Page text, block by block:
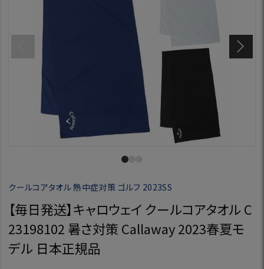
クールコアタオル 熱中症対策 ゴルフ 2023SS
【毎日発送】キャロウェイ クールコアタオル C
23198102 暑さ対策 Callaway 2023春夏モ
デル 日本正規品